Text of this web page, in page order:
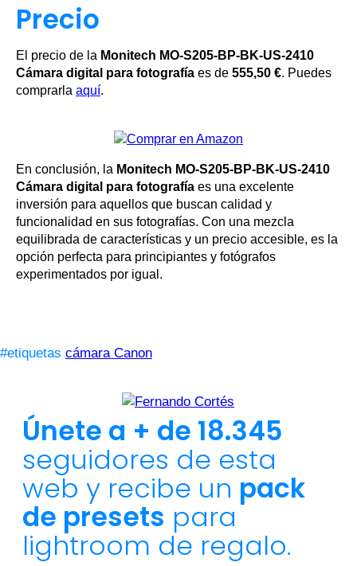
Precio
El precio de la Monitech MO-S205-BP-BK-US-2410
Cámara digital para fotografía es de 555,50 €. Puedes
comprarla aquí.
En conclusión, la Monitech MO-S205-BP-BK-US-2410
Cámara digital para fotografía es una excelente
inversión para aquellos que buscan calidad y
funcionalidad en sus fotografías. Con una mezcla
equilibrada de características y un precio accesible, es la
opción perfecta para principiantes y fotógrafos
experimentados por igual.
#etiquetas cámara Canon
Únete a + de 18.345
seguidores de esta
web y recibe un pack
de presets para
lightroom de regalo.